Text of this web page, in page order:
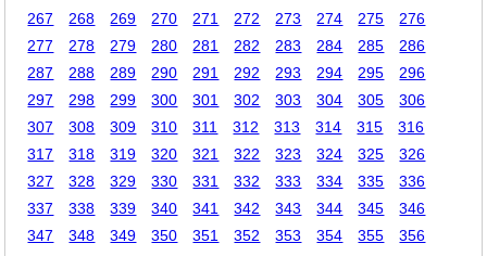
267 268 269 270 271 272 273 274 275
276
277
278 279 280 281 282 283 284 285
286
287
288 289 290 291 292 293 294 295
296
297
298 299 300 301 302 303 304 305
306
307
308 309 310 311 312 313 314 315
316
317
318 319 320 321 322 323 324 325
326
327
328 329 330 331 332 333 334 335
336
337
338 339 340 341 342 343 344 345
346
347
348 349 350 351 352 353 354 355
356